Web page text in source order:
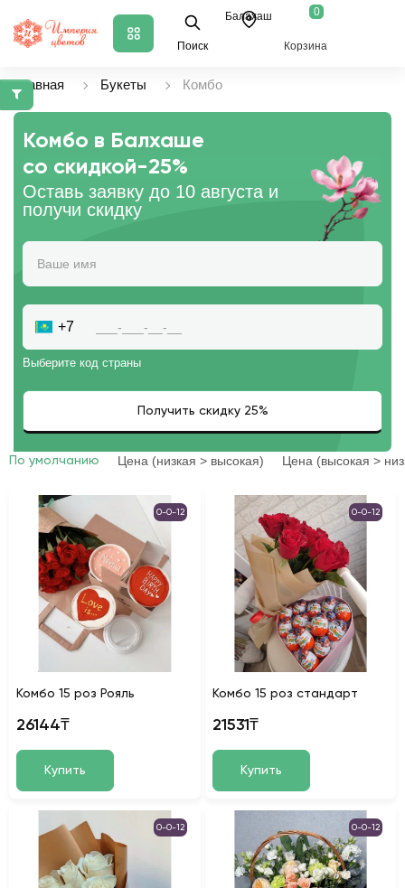
Поиск
Балахаш 0
Корзина
Главная Букеты Комбо
Комбо в Балхаше
со скидкой-25%
Оставь заявку до 10 августа и
получи скидку
+7
Выберите код страны
По умолчанию Цена (низкая > высокая) Цена (высокая >
0-0-12
Комбо 15 роз Рояль
26144₸
Купить
0-0-12
Комбо 15 роз стандарт
21531₸
Купить
0-0-12 0-0-12